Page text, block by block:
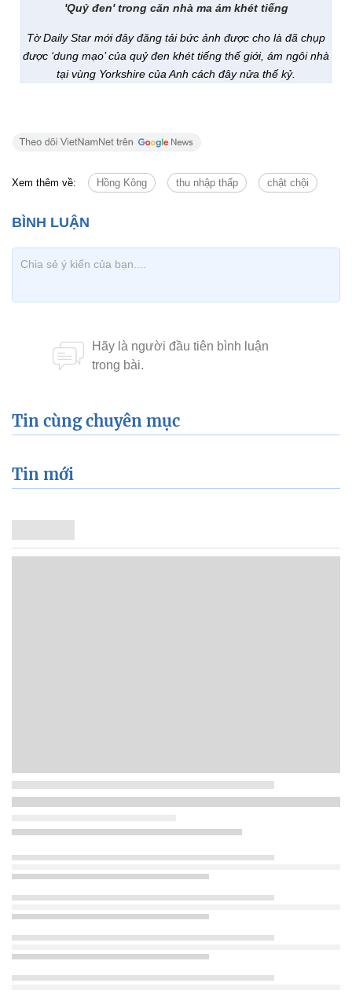
'Quỷ đen' trong căn nhà ma ám khét tiếng
Tờ Daily Star mới đây đăng tải bức ảnh được cho là đã chụp
được ‘dung mạo’ của quỷ đen khét tiếng thế giới, ám ngôi nhà
tại vùng Yorkshire của Anh cách đây nửa thế kỷ.
Xem thêm về: Hồng Kông thu nhập thấp chật chội
Tin cùng chuyên mục
Tin mới